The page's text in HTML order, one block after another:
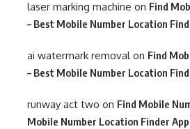
laser marking machine on Find
– Best Mobile Number Location
ai watermark removal on Find
– Best Mobile Number Location
runway act two on Find Mobile
Mobile Number Location Finder